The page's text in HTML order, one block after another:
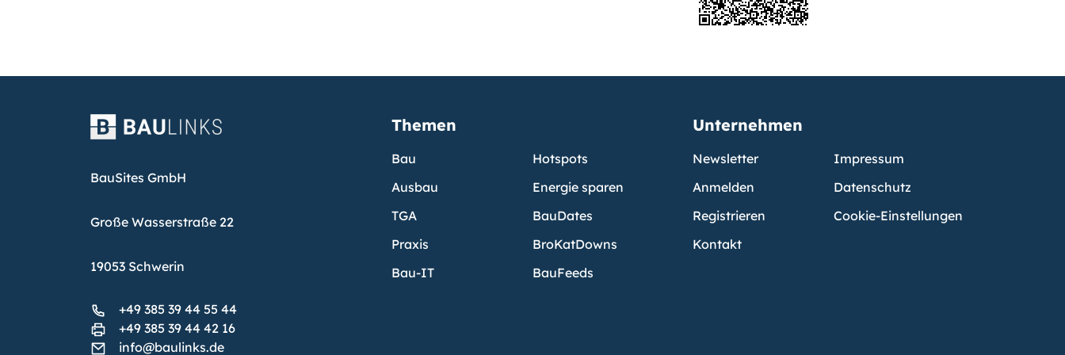
BauSites GmbH
Große Wasserstraße 22
19053 Schwerin
+49 385 39 44 55 44
+49 385 39 44 42 16
info@baulinks.de
Themen
Bau
Ausbau
TGA
Praxis
Bau-IT
Hotspots
Energie sparen
BauDates
BroKatDowns
BauFeeds
Unternehmen
Newsletter
Anmelden
Registrieren
Kontakt
Impressum
Datenschutz
Cookie-Einstellungen